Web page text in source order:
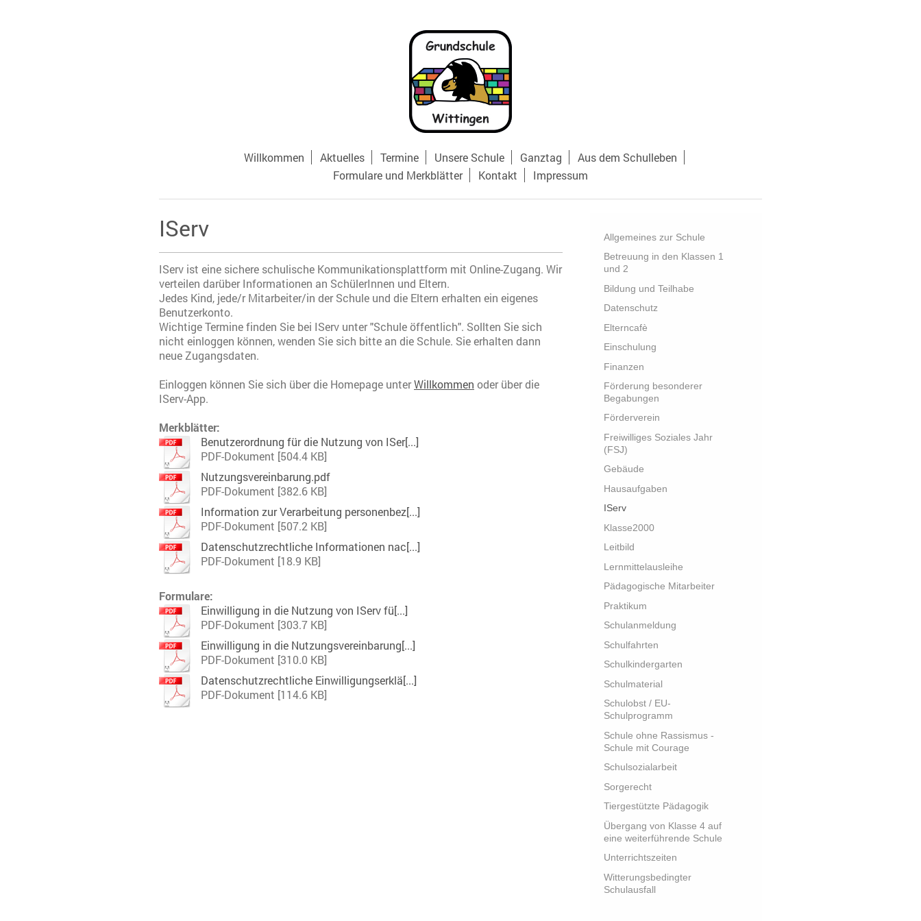
Willkommen Aktuelles Termine Unsere Schule Ganztag
Aus dem Schulleben
Formulare und Merkblätter
Kontakt Impressum
IServ
IServ ist eine sichere schulische Kommunikationsplattform mit Online-Zugang. Wir
verteilen darüber Informationen an SchülerInnen und Eltern.
Jedes Kind, jede/r Mitarbeiter/in der Schule und die Eltern erhalten ein eigenes
Benutzerkonto.
Wichtige Termine finden Sie bei IServ unter "Schule öffentlich". Sollten Sie sich
nicht einloggen können, wenden Sie sich bitte an die Schule. Sie erhalten dann
neue Zugangsdaten.
Einloggen können Sie sich über die Homepage unterWillkommen oder über die
IServ-App.
Merkblätter:
Benutzerordnung für die Nutzung von ISer[...]
PDF-Dokument [504.4 KB]
Nutzungsvereinbarung.pdf
PDF-Dokument [382.6 KB]
Information zur Verarbeitung personenbez[...]
PDF-Dokument [507.2 KB]
Datenschutzrechtliche Informationen nac[...]
PDF-Dokument [18.9 KB]
Formulare:
Einwilligung in die Nutzung von IServ fü[...]
PDF-Dokument [303.7 KB]
Einwilligung in die Nutzungsvereinbarung[...]
PDF-Dokument [310.0 KB]
Datenschutzrechtliche Einwilligungserklä[...]
PDF-Dokument [114.6 KB]
Allgemeines zur Schule
Betreuung in den Klassen 1
und 2
Bildung und Teilhabe
Datenschutz
Elterncafè
Einschulung
Finanzen
Förderung besonderer
Begabungen
Förderverein
Freiwilliges Soziales Jahr
(FSJ)
Gebäude
Hausaufgaben
IServ
Klasse2000
Leitbild
Lernmittelausleihe
Pädagogische Mitarbeiter
Praktikum
Schulanmeldung
Schulfahrten
Schulkindergarten
Schulmaterial
Schulobst / EU-
Schulprogramm
Schule ohne Rassismus -
Schule mit Courage
Schulsozialarbeit
Sorgerecht
Tiergestützte Pädagogik
Übergang von Klasse 4 auf
eine weiterführende Schule
Unterrichtszeiten
Witterungsbedingter
Schulausfall